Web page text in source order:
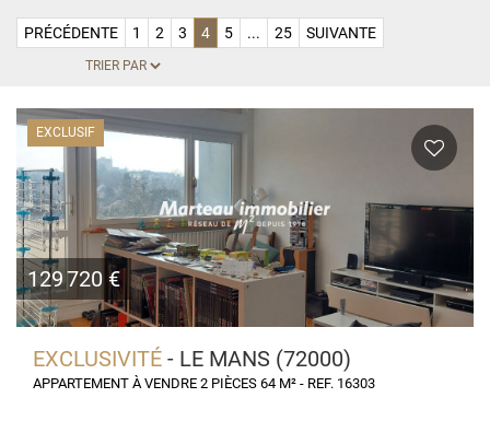
PRÉCÉDENTE 1 2 3 4 5 ... 25 SUIVANTE
EXCLUSIF
129 720 €
EXCLUSIVITÉ - LE MANS (72000)
APPARTEMENT À VENDRE 2 PIÈCES 64 M² - REF. 16303